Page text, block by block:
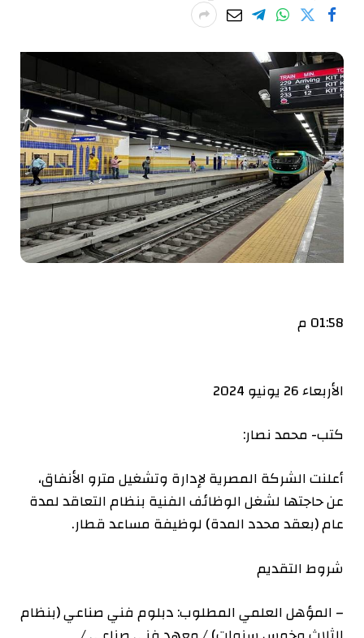
01:58 م
الأربعاء 26 يونيو 2024
كتب- محمد نصار:
أعلنت الشركة المصرية لإدارة وتشغيل مترو الأنفاق،
عن حاجتها لشغل الوظائف الفنية بنظام التعاقد لمدة
عام (بعقد محدد المدة) لوظيفة مساعد قطار.
شروط التقديم
– المؤهل العلمي المطلوب: دبلوم فني صناعي (بنظام